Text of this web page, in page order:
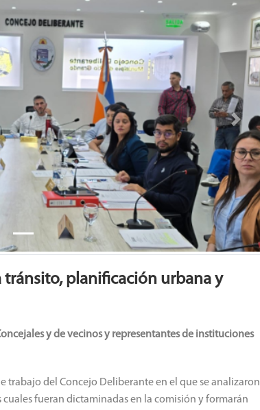
Next
planificación urbana y
y de vecinos y representantes de instituciones
trabajo del Concejo Deliberante en el que se analizaron
fueran dictaminadas en la comisión y formarán